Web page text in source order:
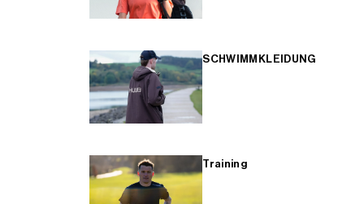
SCHWIMMKLEIDUNG
Training